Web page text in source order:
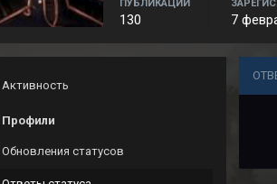
ПУБЛИКАЦИЙ
130 7
Активность
Профили
Обновления статусов